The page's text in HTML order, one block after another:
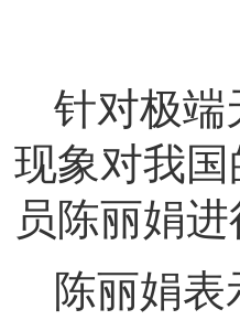
针对极端
现象对我
员陈丽娟进
陈丽娟